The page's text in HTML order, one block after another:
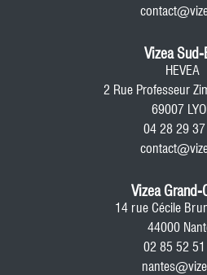
Vizea Sud-
HEVEA
2 Rue Professeur
69007
04 28 29
Vizea Grand-
14 rue Cécile
44000
02 85 52